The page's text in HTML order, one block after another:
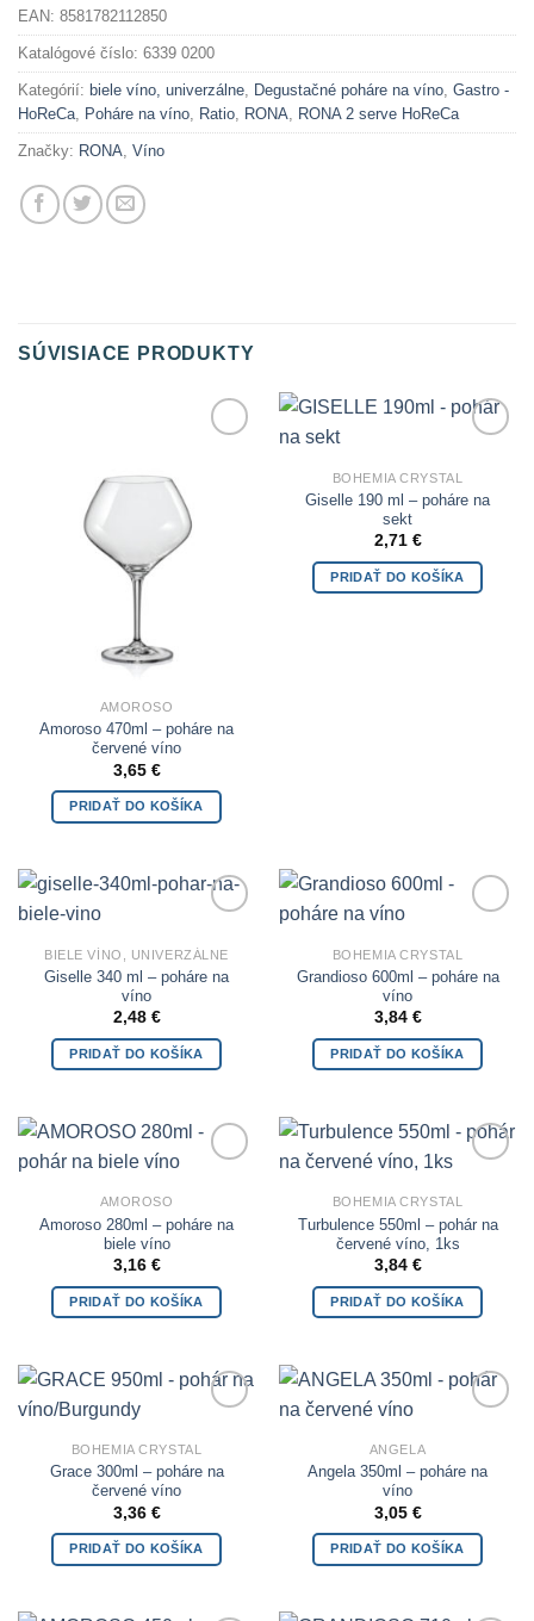
EAN: 8581782112850
Katalógové číslo: 6339 0200
Kategórií: biele víno, univerzálne, Degustačné poháre na víno, Gastro -
HoReCa, Poháre na víno, Ratio, RONA, RONA 2 serve HoReCa
Značky: RONA, Víno
SÚVISIACE PRODUKTY
AMOROSO
Amoroso 470ml – poháre na
červené víno
3,65 €
PRIDAŤ DO KOŠÍKA
BOHEMIA CRYSTAL
Giselle 190 ml – poháre na
sekt
2,71 €
PRIDAŤ DO KOŠÍKA
Wishlist
BIELE VÍNO, UNIVERZÁLNE
Giselle 340 ml – poháre na
víno
2,48 €
PRIDAŤ DO KOŠÍKA
BOHEMIA CRYSTAL
Grandioso 600ml – poháre na
víno
3,84 €
PRIDAŤ DO KOŠÍKA
AMOROSO
Amoroso 280ml – poháre na
biele víno
3,16 €
PRIDAŤ DO KOŠÍKA
BOHEMIA CRYSTAL
Turbulence 550ml – pohár na
červené víno, 1ks
3,84 €
PRIDAŤ DO KOŠÍKA
BOHEMIA CRYSTAL
Grace 300ml – poháre na
červené víno
3,36 €
PRIDAŤ DO KOŠÍKA
ANGELA
Angela 350ml – poháre na
víno
3,05 €
PRIDAŤ DO KOŠÍKA